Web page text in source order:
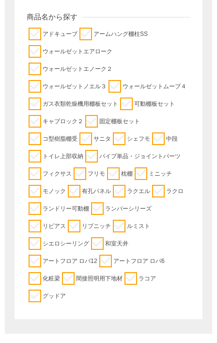
商品名から探す
アドキューブ アームハング棚柱SS
ウォールゼットエアローク
ウォールゼットエノーク２
ウォールゼットノエル３ ウォールゼットムーブ４
ガス衣類乾燥機用棚板セット 可動棚板セット
キャブロック２ 固定棚板セット
コ型樹脂棚受 サニタ シェフモ 中段
トイレ上部収納 パイプ単品・ジョイントパーツ
フィクサス フリモ 枕棚 ミニッチ
モノック 有孔パネル ラクエル ラクロ
ランドリー可動棚 ランバーシリーズ
リビアス リブニッチ ルミスト
シエロシーリング 和室天井
アートフロア ロパ12 アートフロア ロパ6
化粧梁 間接照明用下地材 ラコア
グッドア